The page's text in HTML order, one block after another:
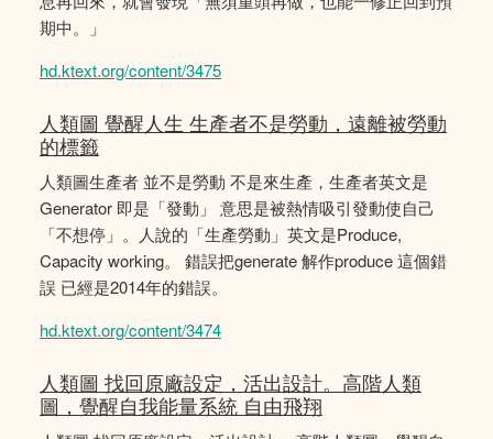
期中。」
hd.ktext.org/content/3475
人類圖 覺醒人生 生產者不是勞動，遠離被勞動
的標籤
人類圖生產者 並不是勞動 不是來生產，生產者英文是
Generator 即是「發動」 意思是被熱情吸引發動使自己
「不想停」。人說的「生產勞動」英文是Produce,
Capacity working。 錯誤把generate 解作produce 這個錯
誤 已經是2014年的錯誤。
hd.ktext.org/content/3474
人類圖 找回原廠設定，活出設計。高階人類
圖，覺醒自我能量系統 自由飛翔